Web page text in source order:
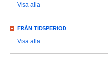
Visa alla
FRÅN TIDSPERIOD
Visa alla